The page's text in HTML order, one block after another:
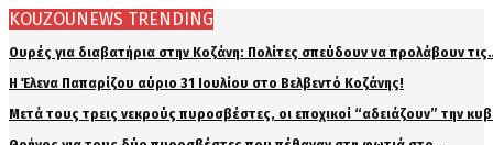
KOUZOUNEWS TRENDING
Ουρές για διαβατήρια στην Κοζάνη: Πολίτες σπεύδουν να προλάβουν
Η Έλενα Παπαρίζου αύριο 31 Ιουλίου στο Βελβεντό Κοζάνης!
Μετά τους τρεις νεκρούς πυροσβέστες, οι εποχικοί “αδειάζουν” την